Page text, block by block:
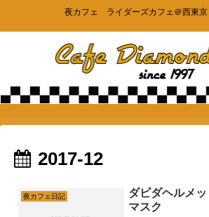
夜カフェ ライダーズカフェ＠西東
2017-12
夜カフェ日記
ダビダヘルメ
マスク